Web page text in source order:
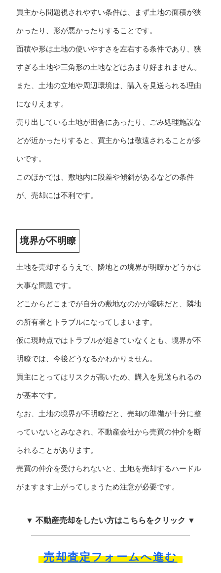
買主から問題視されやすい条件は、まず土地の面積が狭
かったり、形が悪かったりすることです。
面積や形は土地の使いやすさを左右する条件であり、狭
すぎる土地や三角形の土地などはあまり好まれません。
また、土地の立地や周辺環境は、購入を見送られる理由
になりえます。
売り出している土地が田舎にあったり、ごみ処理施設な
どが近かったりすると、買主からは敬遠されることが多
いです。
このほかでは、敷地内に段差や傾斜があるなどの条件
が、売却には不利です。
境界が不明瞭
土地を売却するうえで、隣地との境界が明瞭かどうかは
大事な問題です。
どこからどこまでが自分の敷地なのかが曖昧だと、隣地
の所有者とトラブルになってしまいます。
仮に現時点ではトラブルが起きていなくとも、境界が不
明瞭では、今後どうなるかわかりません。
買主にとってはリスクが高いため、購入を見送られるの
が基本です。
なお、土地の境界が不明瞭だと、売却の準備が十分に整
っていないとみなされ、不動産会社から売買の仲介を断
られることがあります。
売買の仲介を受けられないと、土地を売却するハードル
がますます上がってしまうため注意が必要です。
▼ 不動産売却をしたい方はこちらをクリック ▼
売却査定フォームへ進む